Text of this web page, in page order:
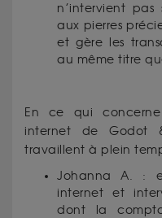
n’intervient pas
aux pierres
et gère les
au même titre
En ce qui
internet de Godot
travaillent à plein
Johanna A. :
internet et
dont la